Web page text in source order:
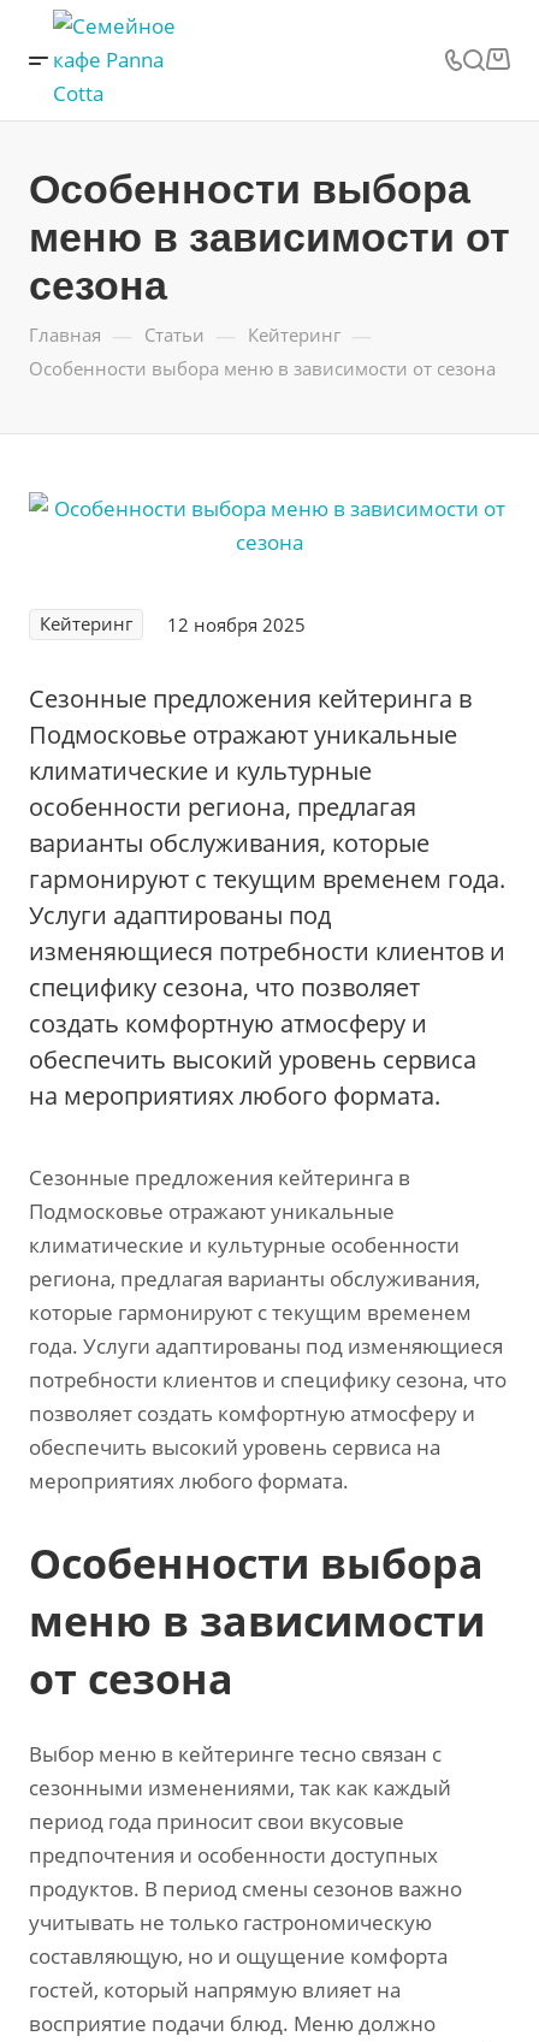
Особенности выбора
меню в зависимости от
сезона
Главная — Статьи — Кейтеринг —
Особенности выбора меню в зависимости от сезона
Кейтеринг 12 ноября 2025
Сезонные предложения кейтеринга в
Подмосковье отражают уникальные
климатические и культурные
особенности региона‚ предлагая
варианты обслуживания‚ которые
гармонируют с текущим временем года.
Услуги адаптированы под
изменяющиеся потребности клиентов и
специфику сезона‚ что позволяет
создать комфортную атмосферу и
обеспечить высокий уровень сервиса
на мероприятиях любого формата.
Сезонные предложения кейтеринга в
Подмосковье отражают уникальные
климатические и культурные особенности
региона‚ предлагая варианты обслуживания‚
которые гармонируют с текущим временем
года. Услуги адаптированы под изменяющиеся
потребности клиентов и специфику сезона‚ что
позволяет создать комфортную атмосферу и
обеспечить высокий уровень сервиса на
мероприятиях любого формата.
Особенности выбора
меню в зависимости
от сезона
Выбор меню в кейтеринге тесно связан с
сезонными изменениями‚ так как каждый
период года приносит свои вкусовые
предпочтения и особенности доступных
продуктов. В период смены сезонов важно
учитывать не только гастрономическую
составляющую‚ но и ощущение комфорта
гостей‚ который напрямую влияет на
восприятие подачи блюд. Меню должно